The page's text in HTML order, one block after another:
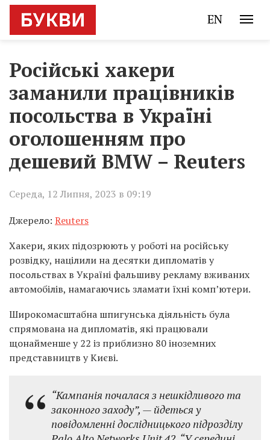
EN
Російські хакери
заманили працівників
посольства в Україні
оголошенням про
дешевий BMW – Reuters
Середа, 12 Липня, 2023 в 09:19
Джерело: Reuters
Хакери, яких підозрюють у роботі на російську
розвідку, націлили на десятки дипломатів у
посольствах в Україні фальшиву рекламу вживаних
автомобілів, намагаючись зламати їхні комп’ютери.
Широкомасштабна шпигунська діяльність була
спрямована на дипломатів, які працювали
щонайменше у 22 із приблизно 80 іноземних
представництв у Києві.
“Кампанія почалася з нешкідливого та
законного заходу”, — йдеться у
повідомленні дослідницького підрозділу